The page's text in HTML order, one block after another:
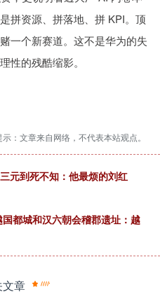
拼资源、拼落地、拼 KPI。顶
一个新赛道。这不是华为的失
性的残酷缩影。
：文章来自网络，不代表本站观点。
元到死不知：他最烦的刘红
都城和汉六朝会稽郡遗址：越
章